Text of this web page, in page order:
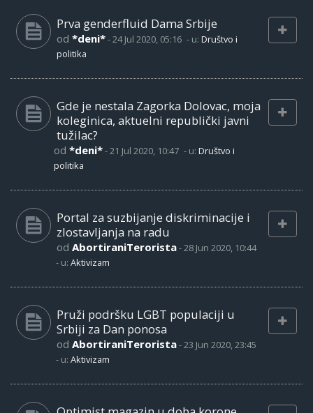
Prva genderfluid Dama Srbije
od *deni*-24 Jul 2020, 05:16 - u: Društvo i
politika
Gde je nestala Zagorka Dolovac, moja
koleginica, aktuelni republički javni
tužilac?
od *deni*-21 Jul 2020, 10:47 - u: Društvo i
politika
Portal za suzbijanje diskriminacije i
zlostavljanja na radu
od AbortiraniTerorista-28 Jun 2020, 10:44
- u: Aktivizam
Pruži podršku LGBT populaciji u
Srbiji za Dan ponosa
od AbortiraniTerorista-23 Jun 2020, 23:45
- u: Aktivizam